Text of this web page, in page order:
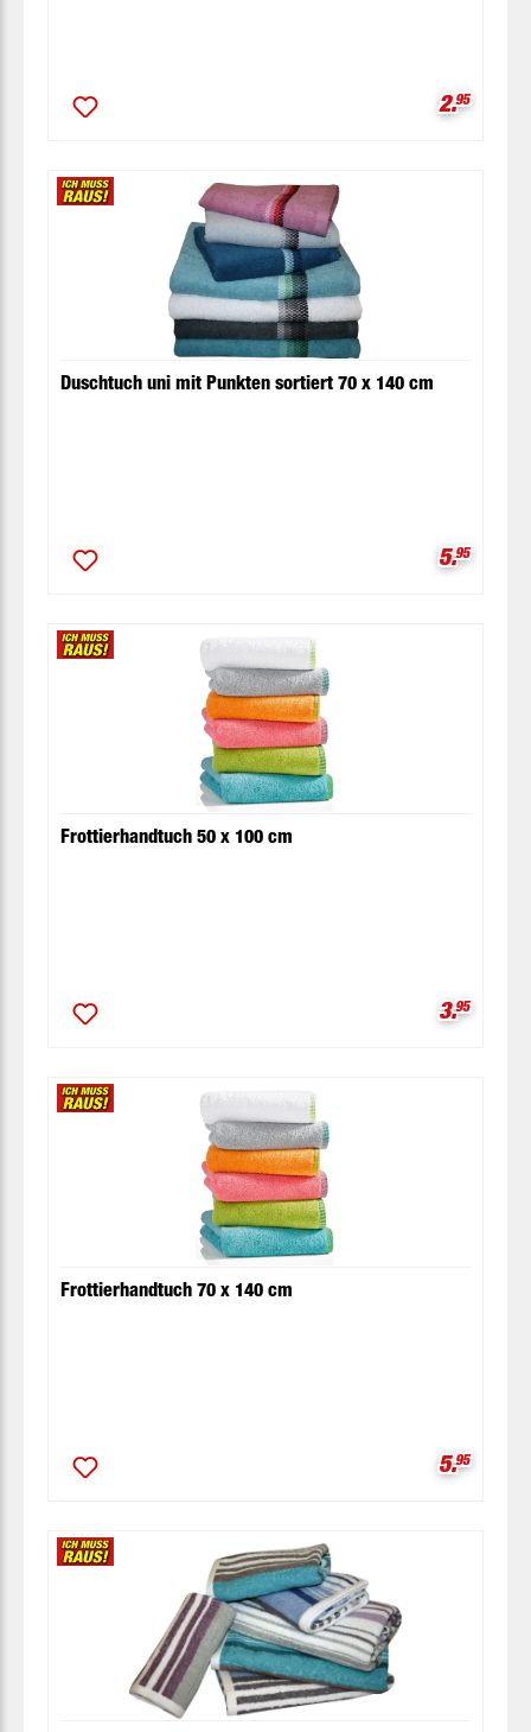
2.95
Duschtuch uni mit Punkten sortiert 70 x 140 cm
5.95
Frottierhandtuch 50 x 100 cm
3.95
Frottierhandtuch 70 x 140 cm
5.95